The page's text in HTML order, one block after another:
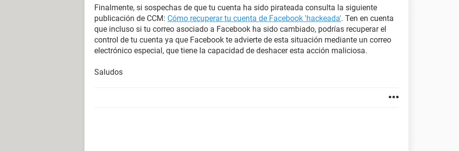
Finalmente, si sospechas de que tu cuenta ha sido pirateada consulta la siguiente
publicación de CCM: Cómo recuperar tu cuenta de Facebook 'hackeada'. Ten en cuenta
que incluso si tu correo asociado a Facebook ha sido cambiado, podrías recuperar el
control de tu cuenta ya que Facebook te advierte de esta situación mediante un correo
electrónico especial, que tiene la capacidad de deshacer esta acción maliciosa.
Saludos